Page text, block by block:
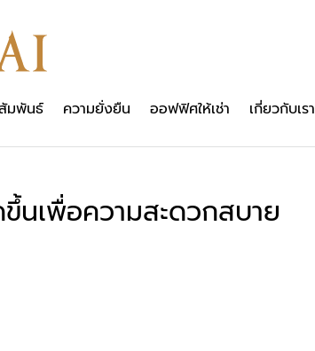
มพันธ์ ความยั่งยืน ออฟฟิศให้เช่า เกี่ยวกับเรา
นเพื่อความสะดวกสบาย